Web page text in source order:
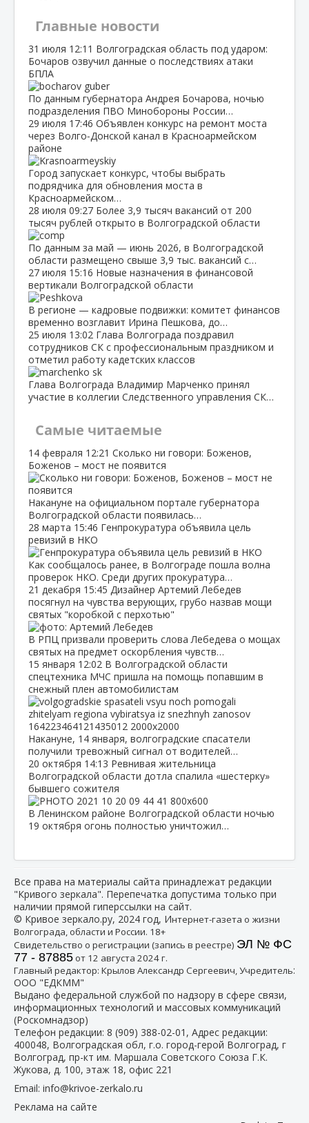
Главные новости
31 июля 12:11 Волгоградская область под ударом:
Бочаров озвучил данные о последствиях атаки
БПЛА
По данным губернатора Андрея Бочарова, ночью
подразделения ПВО Минобороны России…
29 июля 17:46 Объявлен конкурс на ремонт моста
через Волго‑Донской канал в Красноармейском
районе
Город запускает конкурс, чтобы выбрать
подрядчика для обновления моста в
Красноармейском…
28 июля 09:27 Более 3,9 тысяч вакансий от 200
тысяч рублей открыто в Волгоградской области
По данным за май — июнь 2026, в Волгоградской
области размещено свыше 3,9 тыс. вакансий с…
27 июля 15:16 Новые назначения в финансовой
вертикали Волгоградской области
В регионе — кадровые подвижки: комитет финансов
временно возглавит Ирина Пешкова, до…
25 июля 13:02 Глава Волгограда поздравил
сотрудников СК с профессиональным праздником и
отметил работу кадетских классов
Глава Волгограда Владимир Марченко принял
участие в коллегии Следственного управления СК…
Самые читаемые
14 февраля 12:21 Сколько ни говори: Боженов,
Боженов – мост не появится
Накануне на официальном портале губернатора
Волгоградской области появилась…
28 марта 15:46 Генпрокуратура объявила цель
ревизий в НКО
Как сообщалось ранее, в Волгограде пошла волна
проверок НКО. Среди других прокуратура…
21 декабря 15:45 Дизайнер Артемий Лебедев
посягнул на чувства верующих, грубо назвав мощи
святых "коробкой с перхотью"
В РПЦ призвали проверить слова Лебедева о мощах
святых на предмет оскорбления чувств…
15 января 12:02 В Волгоградской области
спецтехника МЧС пришла на помощь попавшим в
снежный плен автомобилистам
Накануне, 14 января, волгоградские спасатели
получили тревожный сигнал от водителей…
20 октября 14:13 Ревнивая жительница
Волгоградской области дотла спалила «шестерку»
бывшего сожителя
В Ленинском районе Волгоградской области ночью
19 октября огонь полностью уничтожил…
Все права на материалы сайта принадлежат редакции
"Кривого зеркала". Перепечатка допустима только при
наличии прямой гиперссылки на сайт.
© Кривое зеркало.ру, 2024 год, Интернет-газета о жизни
Волгограда, области и России. 18+
Свидетельство о регистрации (запись в реестре) ЭЛ № ФС
77 - 87885от 12 августа 2024 г.
Главный редактор: Крылов Александр Сергеевич, Учредитель:
ООО "ЕДКММ"
Выдано федеральной службой по надзору в сфере связи,
информационных технологий и массовых коммуникаций
(Роскомнадзор)
Телефон редакции: 8 (909) 388-02-01 , Адрес редакции:
400048, Волгоградская обл, г.о. город-герой Волгоград, г
Волгоград, пр-кт им. Маршала Советского Союза Г.К.
Жукова, д. 100, этаж 18, офис 221
Email: info@krivoe-zerkalo.ru
Реклама на сайте